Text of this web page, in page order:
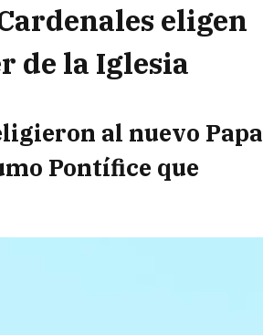
eligen
de la Iglesia
al nuevo Papa
Pontífice que